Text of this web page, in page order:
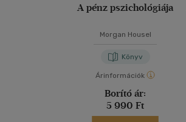
A pénz pszichológiája
Morgan Housel
Könyv
Árinformációk
Borító ár:
5 990 Ft